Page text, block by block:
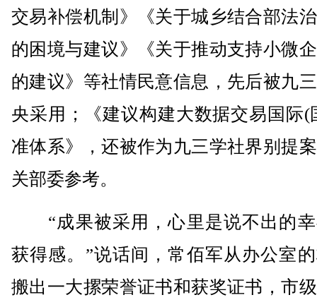
交易补偿机制》《关于城乡结合部法
的困境与建议》《关于推动支持小微
的建议》等社情民意信息，先后被九
央采用；《建议构建大数据交易国际(
准体系》，还被作为九三学社界别提
关部委参考。
“成果被采用，心里是说不出的幸
获得感。”说话间，常佰军从办公室
搬出一大摞荣誉证书和获奖证书，市